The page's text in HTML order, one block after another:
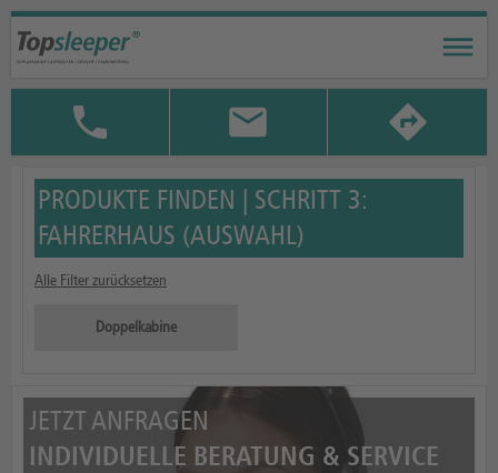
PRODUKTE FINDEN | SCHRITT 3:
FAHRERHAUS (AUSWAHL)
Alle Filter zurücksetzen
Doppelkabine
JETZT ANFRAGEN
INDIVIDUELLE BERATUNG & SERVICE